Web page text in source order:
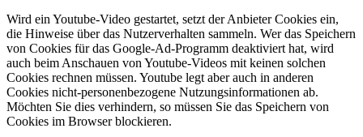
Wird ein Youtube-Video gestartet, setzt der Anbieter Cookies ein,
die Hinweise über das Nutzerverhalten sammeln. Wer das Speichern
von Cookies für das Google-Ad-Programm deaktiviert hat, wird
auch beim Anschauen von Youtube-Videos mit keinen solchen
Cookies rechnen müssen. Youtube legt aber auch in anderen
Cookies nicht-personenbezogene Nutzungsinformationen ab.
Möchten Sie dies verhindern, so müssen Sie das Speichern von
Cookies im Browser blockieren.